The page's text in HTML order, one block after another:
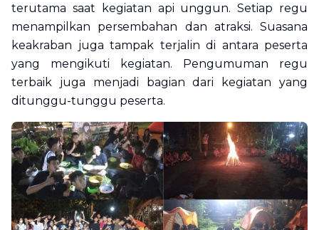
terutama saat kegiatan api unggun. Setiap regu
menampilkan persembahan dan atraksi. Suasana
keakraban juga tampak terjalin di antara peserta
yang mengikuti kegiatan. Pengumuman regu
terbaik juga menjadi bagian dari kegiatan yang
ditunggu-tunggu peserta.